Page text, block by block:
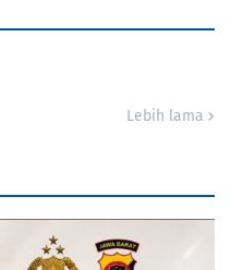
Lebih lama